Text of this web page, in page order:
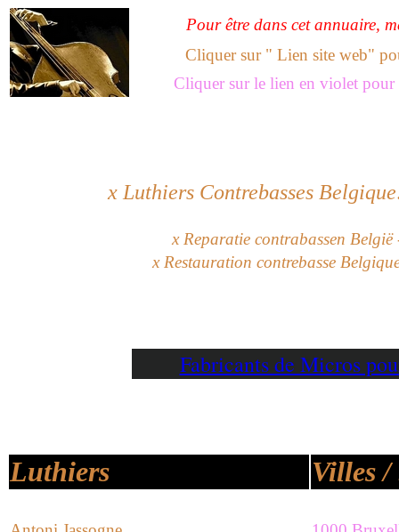
Pour être dans cet annuaire,
Cliquer sur " Lien site web"
Cliquer sur le lien en violet pour
x Luthiers Contrebasses
x Reparatie contrabassen
x Restauration contrebasse
Fabricants de Micros
Luthiers Villes /